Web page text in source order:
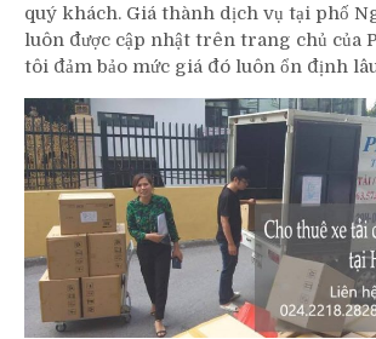
quý khách. Giá thành dịch vụ tại phố
luôn được cập nhật trên trang chủ của
tôi đảm bảo mức giá đó luôn ổn định